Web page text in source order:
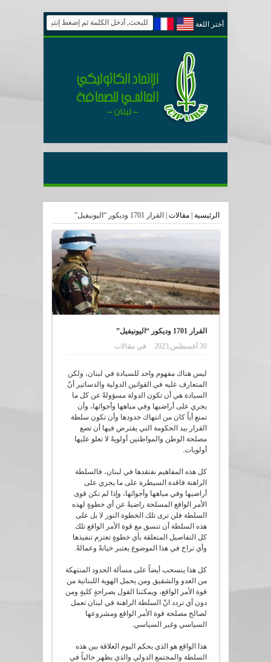
أختر اللغة
الرئيسية |مقالات القرار 1701 وديكور “اليونيفيل”
القرار 1701 وديكور “اليونيفيل”
30 أغسطس,2023
فيمقالات
ليس هناك مفهوم واحد للسيادة في لبنان، ولكن
المتعارف عليه في القوانين الدولية والدساتير أنّ
السيادة هي أن تكون الدولة مسؤولةً عن كل ما
يجري على أراضيها وفي مياهها وأجوائها، وأن
تمنع أياً كان من انتهاك حدودها وأن تكون سلطة
القرار بيد الحكومة التي يفترض فيها أن تضع
مصلحة الوطن والمواطنين أولويةً لا تعلو عليها
أولويات.
كل هذه المفاهيم نفتقدها في لبنان، فالسلطة
الراهنة فاقدة السيطرة على ما يجري على
أراضيها وفي مياهها وأجوائها، وإذا لم تكن قوى
الأمر الواقع المسلحة راضيةً عن أي خطوةٍ لهذه
السلطة فلن ترى تلك الخطوة النور لا بل على
هذه السلطة أن تنسق مع قوة الأمر الواقع تلك
كل التفاصيل المتعلقة بأي خطوةٍ تعتزم تنفيذها
وأي تراخ في هذا الموضوع يعتبر خيانةً وعمالةً.
كل هذا ينسحب أيضاً على مسألة الحدود المنتهكة
من العدو والشقيق ومن يحمل الهوية اللبنانية من
قوة الأمر الواقع، ويمكننا القول بصراحةٍ كليةٍ ومن
دون أي تردد انّ السلطة الراهنة في لبنان تعمل
لصالح مصلحة قوة الأمر الواقع ومشروعها
السياسي وغير السياسي.
هذا الواقع هو الذي يحكم اليوم العلاقة بين هذه
السلطة والمجتمع الدولي والذي يظهر حالياً في